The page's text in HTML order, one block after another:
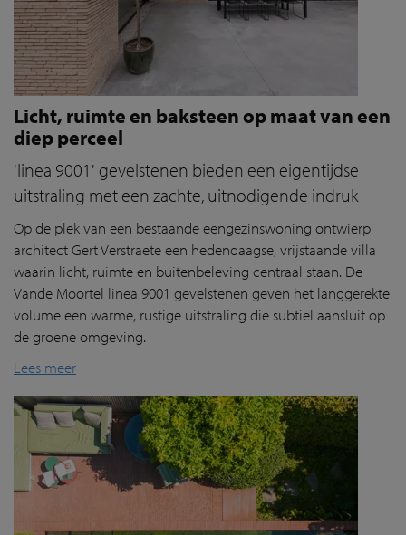
Licht, ruimte en baksteen op maat van een
diep perceel
'linea 9001' gevelstenen bieden een eigentijdse
uitstraling met een zachte, uitnodigende indruk
Op de plek van een bestaande eengezinswoning ontwierp
architect Gert Verstraete een hedendaagse, vrijstaande villa
waarin licht, ruimte en buitenbeleving centraal staan. De
Vande Moortel linea 9001 gevelstenen geven het langgerekte
volume een warme, rustige uitstraling die subtiel aansluit op
de groene omgeving.
Lees meer